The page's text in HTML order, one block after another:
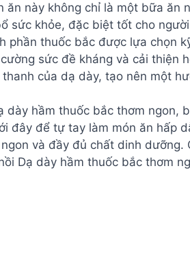
ăn này không chỉ là một bữa ăn
sức khỏe, đặc biệt tốt cho
phần thuốc bắc được lựa chọn
sức đề kháng và cải thiện
của dạ dày, tạo nên một
dày hầm thuốc bắc thơm ngon,
đây để tự tay làm món ăn hấp
và đầy đủ chất dinh dưỡng.
Dạ dày hầm thuốc bắc thơm